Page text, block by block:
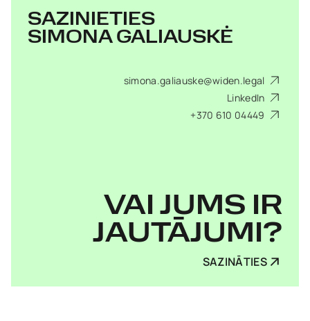
SAZINIETIES
SIMONA GALIAUSKĖ
simona.galiauske@widen.legal
LinkedIn
+370 610 04449
VAI JUMS IR
JAUTĀJUMI?
SAZINĀTIES